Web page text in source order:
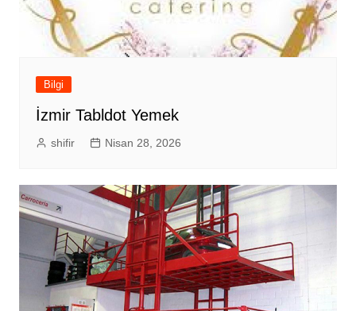
Bilgi
İzmir Tabldot Yemek
shifir Nisan 28, 2026